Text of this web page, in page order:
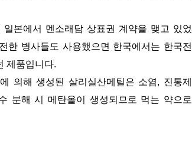
한 병사들도 사용했으면 한국에서는 한국전
제품입니다.
의해 생성된 살리실산메틸은 소염, 진통제
분해 시 메탄올이 생성되므로 먹는 약으로